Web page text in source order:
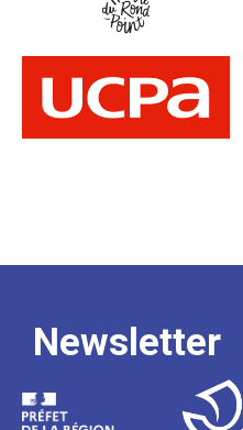
Newsletter